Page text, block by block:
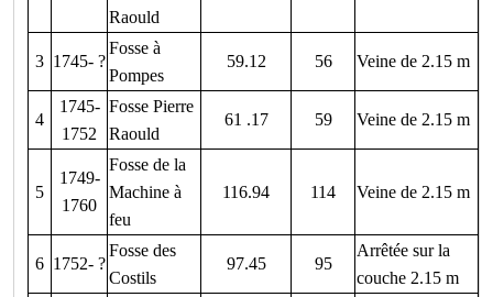
Raould
3 1745- ?
Fosse à
Pompes
59.12 56 Veine de 2.15 m
4
1745-
1752
Fosse Pierre
Raould
61 .17 59 Veine de 2.15 m
5
1749-
1760
Fosse de la
Machine à
feu
116.94 114 Veine de 2.15 m
6 1752- ?
Fosse des
Costils
97.45 95
Arrêtée sur la
couche 2.15 m